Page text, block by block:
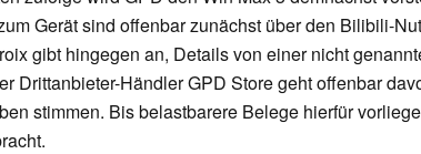
Gerät sind offenbar zunächst über den Bilibili-
gibt hingegen an, Details von einer nicht
Drittanbieter-Händler GPD Store geht offenbar
stimmen. Bis belastbarere Belege hierfür